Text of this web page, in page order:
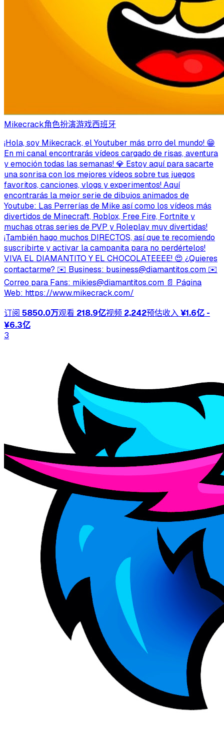
Mikecrack角色扮演游戏西班牙
¡Hola, soy Mikecrack, el Youtuber más prro del mundo! 😁
En mi canal encontrarás vídeos cargado de risas, aventura
y emoción todas las semanas! 💎 Estoy aquí para sacarte
una sonrisa con los mejores vídeos sobre tus juegos
favoritos, canciones, vlogs y experimentos! Aquí
encontrarás la mejor serie de dibujos animados de
Youtube: Las Perrerías de Mike así como los vídeos más
divertidos de Minecraft, Roblox, Free Fire, Fortnite y
muchas otras series de PVP y Roleplay muy divertidas!
¡También hago muchos DIRECTOS, así que te recomiendo
suscribirte y activar la campanita para no perdértelos!
VIVA EL DIAMANTITO Y EL CHOCOLATEEEE! 😍 ¿Quieres
contactarme? ✉️ Business: business@diamantitos.com ✉️
Correo para Fans: mikies@diamantitos.com 📄 Página
Web: https://www.mikecrack.com/
订阅 5850.0万观看 218.9亿视频 2,242预估收入¥1.6亿 -
¥6.3亿
3